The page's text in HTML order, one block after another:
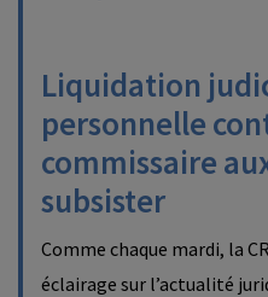
Liquidation
personnelle
commissaire
subsister
Comme chaque mardi, la
éclairage sur l’actualité